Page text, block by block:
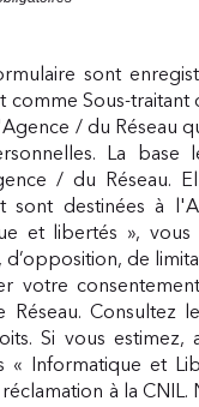
sont
comme Sous-
/ du Réseau
La base
/ du Réseau.
sont destinées à
et libertés », vous
d’opposition, de
votre
Réseau. Consultez
Si vous estimez,
« Informatique et
à la CNIL.